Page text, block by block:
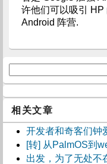
许他们可以吸引 HP
Android 阵营.
相关文章
开发者和奇客们钟
[转] 从PalmOS到
出发，为了无处不